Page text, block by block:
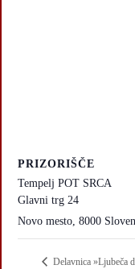
PRIZORIŠČE
Tempelj POT SRCA
Glavni trg 24
Novo mesto, 8000
Delavnica »Ljubeča